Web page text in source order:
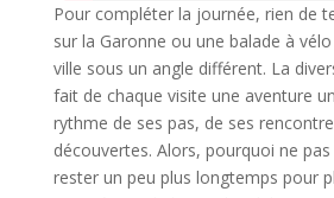
Pour compléter la journée, rien de
sur la Garonne ou une balade à
ville sous un angle différent. La
fait de chaque visite une aventure
rythme de ses pas, de ses
découvertes. Alors, pourquoi ne
rester un peu plus longtemps pour